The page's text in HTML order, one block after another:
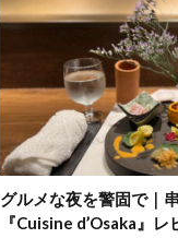
グルメな夜を警固で｜
『Cuisine d’Osaka』レ